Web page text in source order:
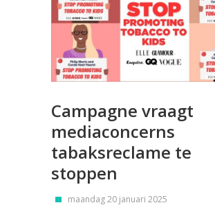
Campagne vraagt
mediaconcerns
tabaksreclame te
stoppen
maandag 20 januari 2025